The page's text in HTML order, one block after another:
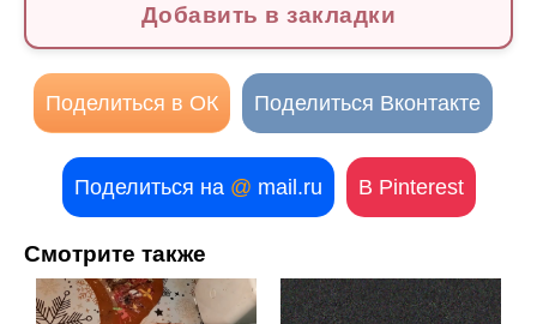
Добавить в закладки
Поделиться в ОК Поделиться Вконтакте
Поделиться на @ mail.ru В Pinterest
Смотрите также